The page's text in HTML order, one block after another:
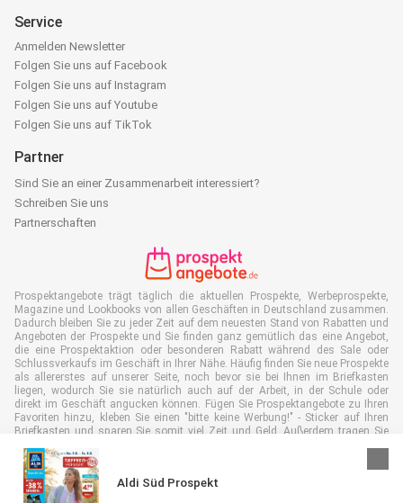
Aldi Süd Prospekt
Service
Anmelden Newsletter
Folgen Sie uns auf Facebook
Folgen Sie uns auf Instagram
Folgen Sie uns auf Youtube
Folgen Sie uns auf TikTok
Partner
Sind Sie an einer Zusammenarbeit interessiert?
Schreiben Sie uns
Partnerschaften
Prospektangebote trägt täglich die aktuellen Prospekte, Werbeprospekte,
Magazine und Lookbooks von allen Geschäften in Deutschland zusammen.
Dadurch bleiben Sie zu jeder Zeit auf dem neuesten Stand von Rabatten und
Angeboten der Prospekte und Sie finden ganz gemütlich das eine Angebot,
die eine Prospektaktion oder besonderen Rabatt während des Sale oder
Schlussverkaufs im Geschäft in Ihrer Nähe. Häufig finden Sie neue Prospekte
als allererstes auf unserer Seite, noch bevor sie bei Ihnen im Briefkasten
liegen, wodurch Sie sie natürlich auch auf der Arbeit, in der Schule oder
direkt im Geschäft angucken können. Fügen Sie Prospektangebote zu Ihren
Favoriten hinzu, kleben Sie einen "bitte keine Werbung!" - Sticker auf Ihren
Briefkasten und sparen Sie somit viel Zeit und Geld. Außerdem tragen Sie
ist.